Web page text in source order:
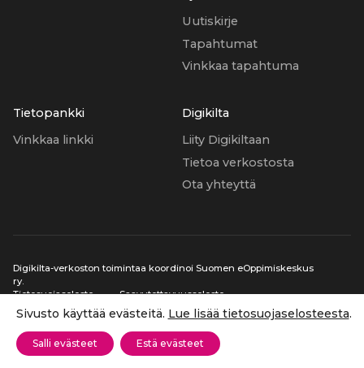
Sivusto käyttää evästeitä. Lue lisää tietosuojaselosteesta.
Salli evästeet Estä evästeet
Uutiskirje
Tapahtumat
Vinkkaa tapahtuma
Tietopankki
Vinkkaa linkki
Digikilta
Liity Digikiltaan
Tietoa verkostosta
Ota yhteyttä
Digikilta-verkoston toimintaa koordinoi Suomen eOppimiskeskus
ry.
Tietosuojaseloste
Saavutettavuusseloste